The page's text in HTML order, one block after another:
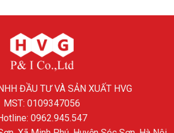
ĐẦU TƯ VÀ SẢN XUẤT HVG
MST: 0109347056
0962.945.547